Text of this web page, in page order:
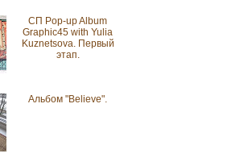
СП Pop-up Album
Graphic45 with Yulia
Kuznetsova. Первый
этап.
Альбом "Believe".